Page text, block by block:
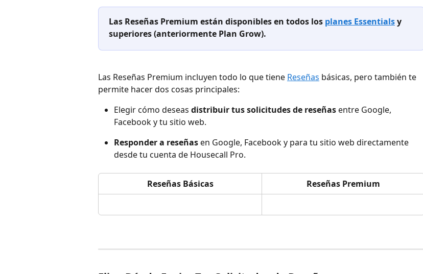
Las Reseñas Premium están disponibles en todos los planes Essentials y
superiores (anteriormente Plan Grow).
Las Reseñas Premium incluyen todo lo que tiene Reseñas básicas, pero también te
permite hacer dos cosas principales:
Elegir cómo deseas distribuir tus solicitudes de reseñas entre Google,
Facebook y tu sitio web.
Responder a reseñas en Google, Facebook y para tu sitio web directamente
desde tu cuenta de Housecall Pro.
Reseñas Básicas Reseñas Premium